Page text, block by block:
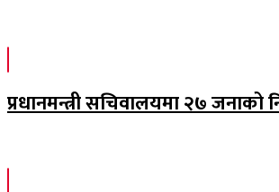
प्रधानमन्त्री सचिवालयमा २७ जनाको